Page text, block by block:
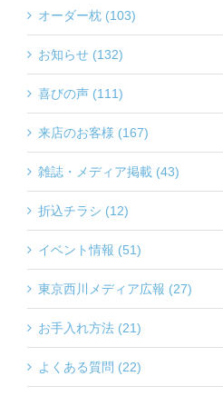
オーダー枕 (103)
お知らせ (132)
喜びの声 (111)
来店のお客様 (167)
雑誌・メディア掲載 (43)
折込チラシ (12)
イベント情報 (51)
東京西川メディア広報 (27)
お手入れ方法 (21)
よくある質問 (22)